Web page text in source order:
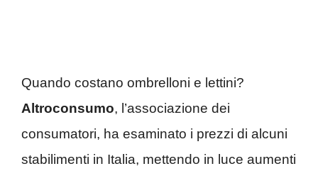
Quando costano ombrelloni e lettini?
Altroconsumo, l’associazione dei
consumatori, ha esaminato i prezzi di alcuni
stabilimenti in Italia, mettendo in luce aumenti